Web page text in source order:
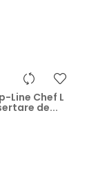
Line Chef L
de...